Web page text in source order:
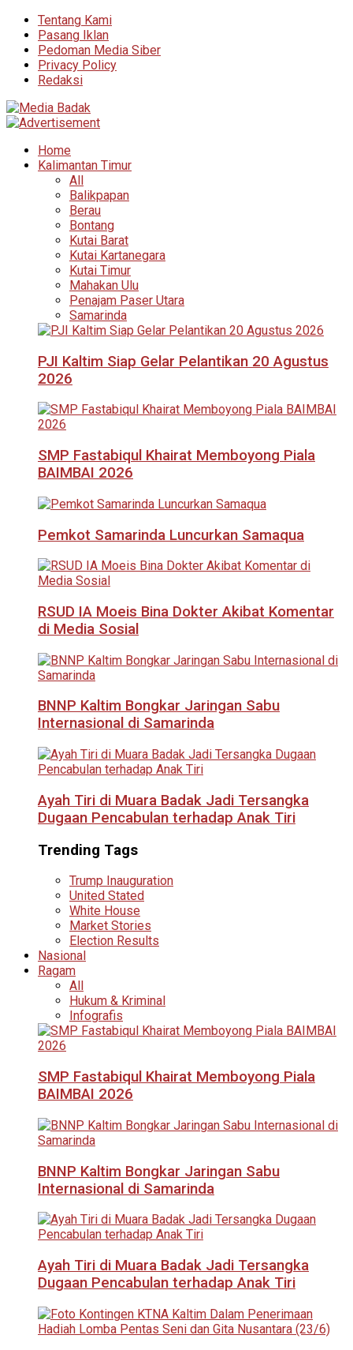
Tentang Kami
Pasang Iklan
Pedoman Media Siber
Privacy Policy
Redaksi
Home
Kalimantan Timur
All
Balikpapan
Berau
Bontang
Kutai Barat
Kutai Kartanegara
Kutai Timur
Mahakan Ulu
Penajam Paser Utara
Samarinda
PJI Kaltim Siap Gelar Pelantikan 20 Agustus
2026
SMP Fastabiqul Khairat Memboyong Piala
BAIMBAI 2026
Pemkot Samarinda Luncurkan Samaqua
RSUD IA Moeis Bina Dokter Akibat Komentar
di Media Sosial
BNNP Kaltim Bongkar Jaringan Sabu
Internasional di Samarinda
Ayah Tiri di Muara Badak Jadi Tersangka
Dugaan Pencabulan terhadap Anak Tiri
Trending Tags
Trump Inauguration
United Stated
White House
Market Stories
Election Results
Nasional
Ragam
All
Hukum & Kriminal
Infografis
SMP Fastabiqul Khairat Memboyong Piala
BAIMBAI 2026
BNNP Kaltim Bongkar Jaringan Sabu
Internasional di Samarinda
Ayah Tiri di Muara Badak Jadi Tersangka
Dugaan Pencabulan terhadap Anak Tiri